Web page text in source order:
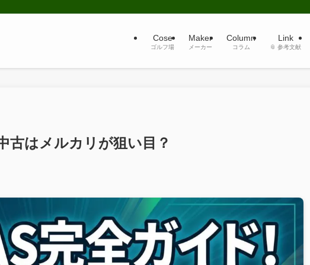
Cose
ゴルフ場
Maker
メーカー
Column
コラム
Link
📎 参考文献
古はメルカリが狙い目？